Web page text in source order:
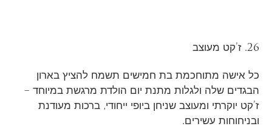
26. ז’קט מעוצב
כל אישה מתוחכמת בת חמישים תשמח להציץ בארון
הבגדים שלה ולגלות מתנת יום הולדת מרגשת במיוחד –
ז’קט יוקרתי ומעוצב שניחן ביופי ייחודי, ברכות מעודנת
ובניחוחות עשירים.